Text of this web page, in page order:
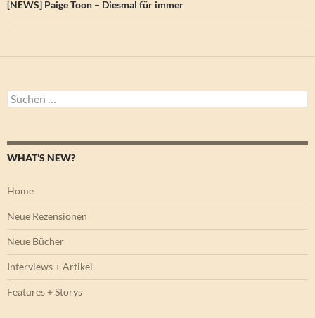
[NEWS] Paige Toon – Diesmal für immer
Suchen
nach:
WHAT’S NEW?
Home
Neue Rezensionen
Neue Bücher
Interviews + Artikel
Features + Storys